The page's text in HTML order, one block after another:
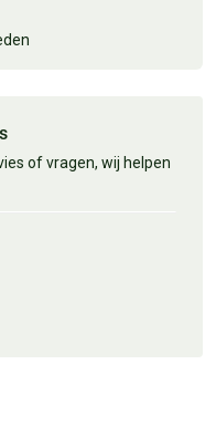
of vragen, wij helpen